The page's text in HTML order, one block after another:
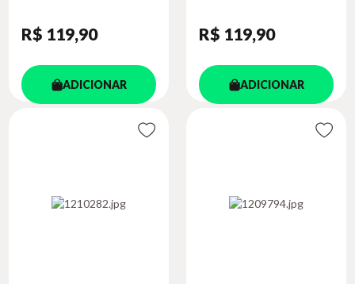
R$ 119,90
ADICIONAR
R$ 119,90
ADICIONAR